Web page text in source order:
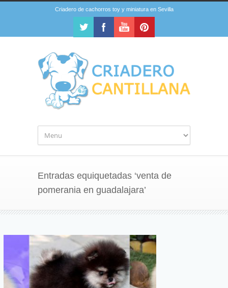
Criadero de cachorros toy y miniatura en Sevilla
Entradas equiquetadas ‘venta de
pomerania en guadalajara’